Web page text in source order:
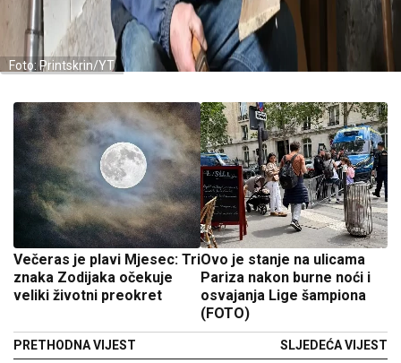
Foto: Printskrin/YT
Večeras je plavi Mjesec: Tri
znaka Zodijaka očekuje
veliki životni preokret
PRETHODNA VIJEST
Ovo je stanje na ulicama
Pariza nakon burne noći i
osvajanja Lige šampiona
(FOTO)
SLJEDEĆA VIJEST